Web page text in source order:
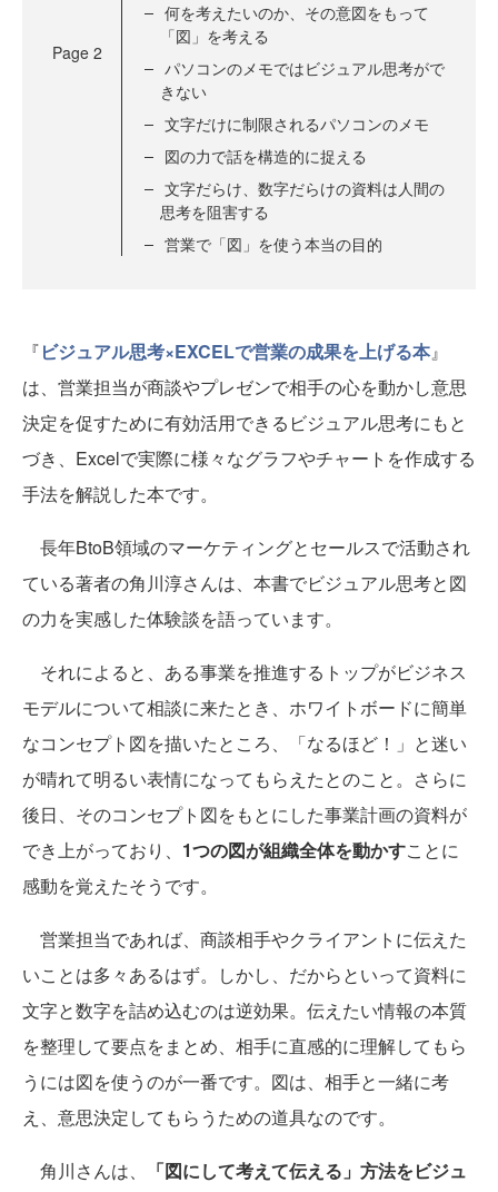
Page 2
何を考えたいのか、その意図をもって
「図」を考える
パソコンのメモではビジュアル思考がで
きない
文字だけに制限されるパソコンのメモ
図の力で話を構造的に捉える
文字だらけ、数字だらけの資料は人間の
思考を阻害する
営業で「図」を使う本当の目的
『ビジュアル思考×EXCELで営業の成果を上げる本』
は、営業担当が商談やプレゼンで相手の心を動かし意思
決定を促すために有効活用できるビジュアル思考にもと
づき、Excelで実際に様々なグラフやチャートを作成する
手法を解説した本です。
長年BtoB領域のマーケティングとセールスで活動され
ている著者の角川淳さんは、本書でビジュアル思考と図
の力を実感した体験談を語っています。
それによると、ある事業を推進するトップがビジネス
モデルについて相談に来たとき、ホワイトボードに簡単
なコンセプト図を描いたところ、「なるほど！」と迷い
が晴れて明るい表情になってもらえたとのこと。さらに
後日、そのコンセプト図をもとにした事業計画の資料が
でき上がっており、 1つの図が組織全体を動かすことに
感動を覚えたそうです。
営業担当であれば、商談相手やクライアントに伝えた
いことは多々あるはず。しかし、だからといって資料に
文字と数字を詰め込むのは逆効果。伝えたい情報の本質
を整理して要点をまとめ、相手に直感的に理解してもら
うには図を使うのが一番です。図は、相手と一緒に考
え、意思決定してもらうための道具なのです。
角川さんは、
「図にして考えて伝える」方法をビジュ